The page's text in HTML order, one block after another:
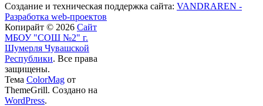
Создание и техническая поддержка сайта: VANDRAREN -
Разработка web-проектов
Копирайт © 2026 Сайт
МБОУ "СОШ №2" г.
Шумерля Чувашской
Республики. Все права
защищены.
Тема ColorMag от
ThemeGrill. Создано на
WordPress.